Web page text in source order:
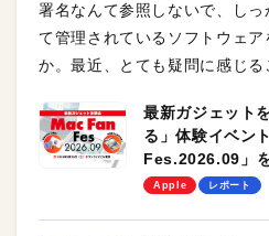
署名なんて参照しないで、し
て管理されているソフトウェ
か。最近、とても疑問に感じる
最新ガジェット
る」体験イベン
Fes.2026.09」
します！
Apple レポート